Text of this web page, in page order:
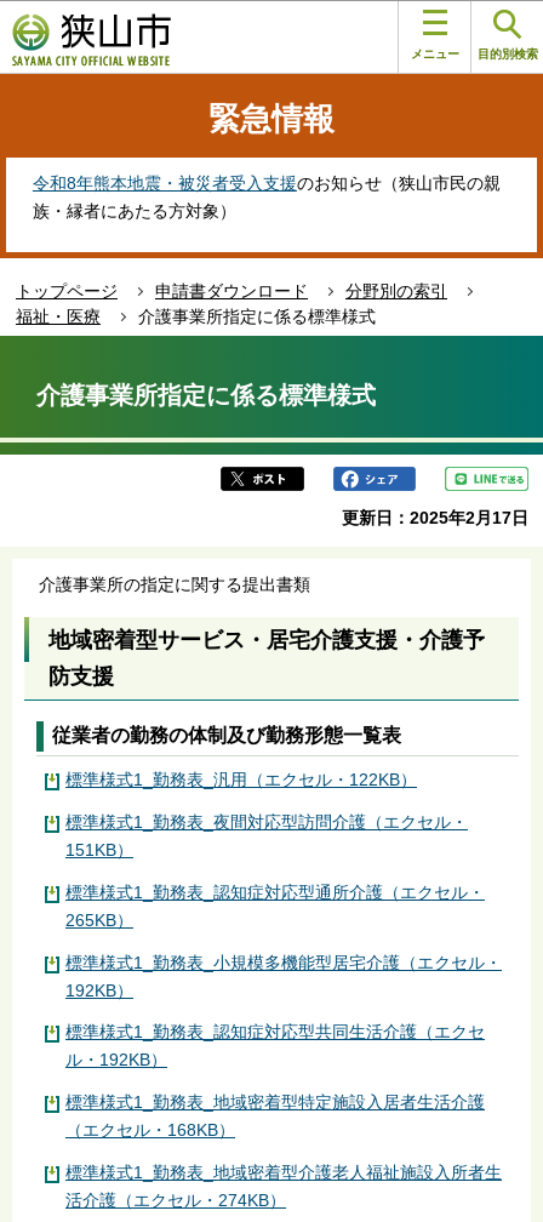
の
ペ
す
メニュー 目的別検索
緊急情報
令和8年熊本地震・被災者受入支援のお知らせ（狭山市民の親
族・縁者にあたる方対象）
トップページ 申請書ダウンロード
分野別の索引
福祉・医療
介護事業所指定に係る標準様式
か
介護事業所指定に係る標準様式
更新日：2025年2月17日
介護事業所の指定に関する提出書類
地域密着型サービス・居宅介護支援・介護予
防支援
従業者の勤務の体制及び勤務形態一覧表
標準様式1_勤務表_汎用（エクセル・122KB）
標準様式1_勤務表_夜間対応型訪問介護（エクセル・
151KB）
標準様式1_勤務表_認知症対応型通所介護（エクセル・
265KB）
標準様式1_勤務表_小規模多機能型居宅介護（エクセル・
192KB）
標準様式1_勤務表_認知症対応型共同生活介護（エクセ
ル・192KB）
標準様式1_勤務表_地域密着型特定施設入居者生活介護
（エクセル・168KB）
標準様式1_勤務表_地域密着型介護老人福祉施設入所者生
活介護（エクセル・274KB）